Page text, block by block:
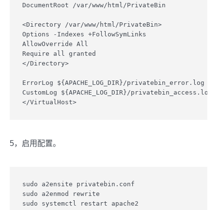
DocumentRoot /var/www/html/PrivateBin
<Directory /var/www/html/PrivateBin>
Options -Indexes +FollowSymLinks
AllowOverride All
Require all granted
</Directory>
ErrorLog ${APACHE_LOG_DIR}/privatebin_error.log
CustomLog ${APACHE_LOG_DIR}/privatebin_access.log
</VirtualHost>
5，启用配置。
sudo a2ensite privatebin.conf
sudo a2enmod rewrite
sudo systemctl restart apache2